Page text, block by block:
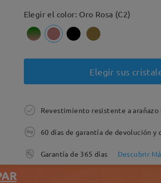
Elegir el color: Oro Rosa (C2)
Elegir sus
Revestimiento resistente a
60 días de garantía de devolución y
Garantía de 365 días Descubrir